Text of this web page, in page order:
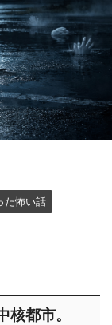
た怖い話
核都市。